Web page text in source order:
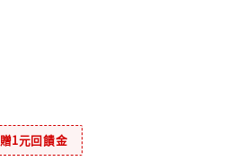
1元回饋金